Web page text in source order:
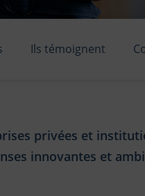
Ils témoignent
privées et
innovantes et